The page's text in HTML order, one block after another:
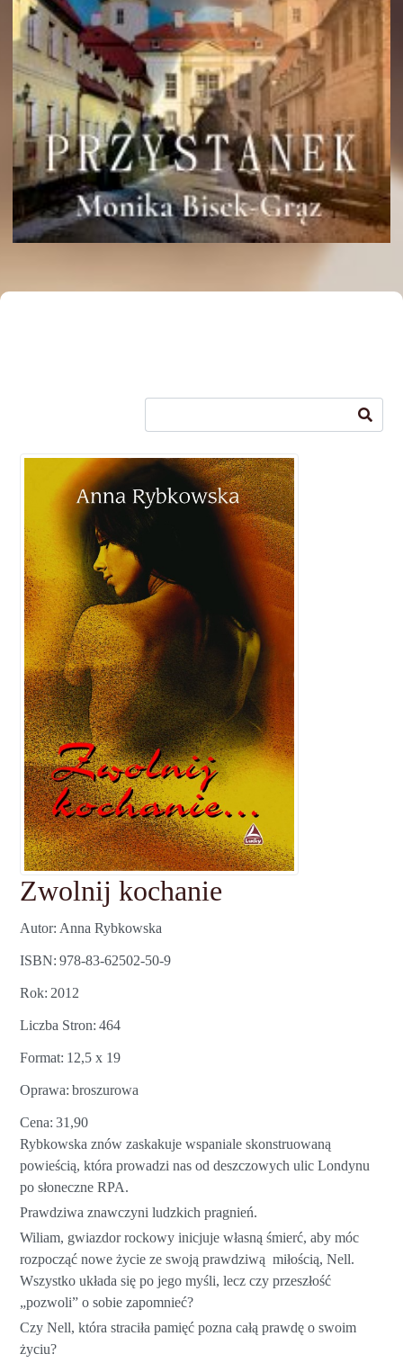
Zwolnij kochanie
Autor Anna Rybkowska
ISBN 978-83-62502-50-9
Rok 2012
Liczba Stron 464
Format 12,5 x 19
Oprawa broszurowa
Cena 31,90
Rybkowska znów zaskakuje wspaniale skonstruowaną
powieścią, która prowadzi nas od deszczowych ulic Londynu
po słoneczne RPA.
Prawdziwa znawczyni ludzkich pragnień.
Wiliam, gwiazdor rockowy inicjuje własną śmierć, aby móc
rozpocząć nowe życie ze swoją prawdziwą miłością, Nell.
Wszystko układa się po jego myśli, lecz czy przeszłość
„pozwoli” o sobie zapomnieć?
Czy Nell, która straciła pamięć pozna całą prawdę o swoim
życiu?